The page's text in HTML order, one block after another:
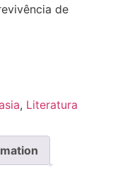
de
, Literatura